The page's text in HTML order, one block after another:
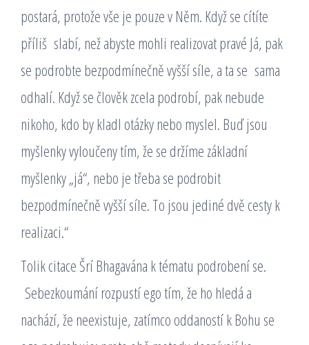
postará, protože vše je pouze v Něm. Když se cítíte
příliš slabí, než abyste mohli realizovat pravé Já, pak
se podrobte bezpodmínečně vyšší síle, a ta se sama
odhalí. Když se člověk zcela podrobí, pak nebude
nikoho, kdo by kladl otázky nebo myslel. Buď jsou
myšlenky vyloučeny tím, že se držíme základní
myšlenky „já“, nebo je třeba se podrobit
bezpodmínečně vyšší síle. To jsou jediné dvě cesty k
realizaci.“
Tolik citace Šrí Bhagavána k tématu podrobení se.
Sebezkoumání rozpustí ego tím, že ho hledá a
nachází, že neexistuje, zatímco oddaností k Bohu se